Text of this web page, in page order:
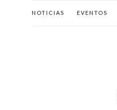
NOTICIAS EVENTOS